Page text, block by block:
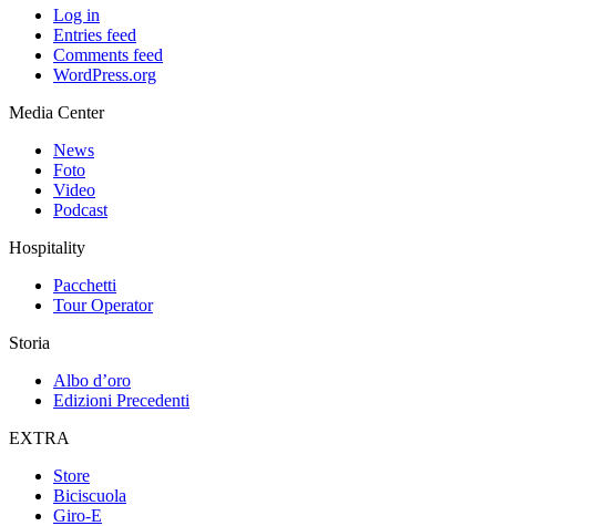
Log in
Entries feed
Comments feed
WordPress.org
Media Center
News
Foto
Video
Podcast
Hospitality
Pacchetti
Tour Operator
Storia
Albo d’oro
Edizioni Precedenti
EXTRA
Store
Biciscuola
Giro-E